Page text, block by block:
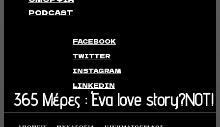
365 Μέρες : Ένα love story?NOT!
PODCAST
FACEBOOK
TWITTER
INSTAGRAM
LINKEDIN